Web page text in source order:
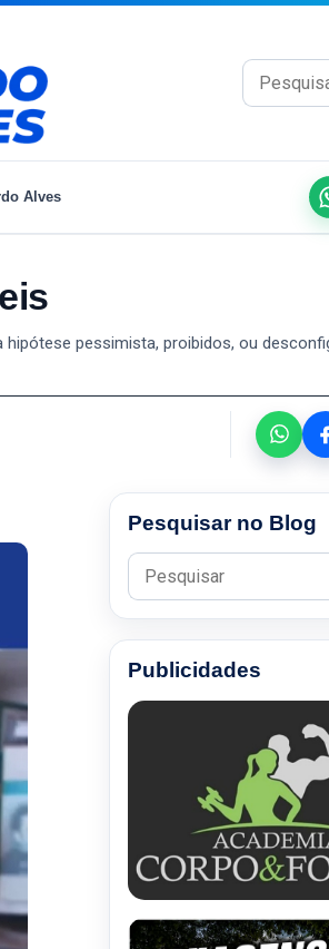
Pesquisar
Alves
pessimista, proibidos, ou
Pesquisar no Blog
Pesquisar por:
Publicidades